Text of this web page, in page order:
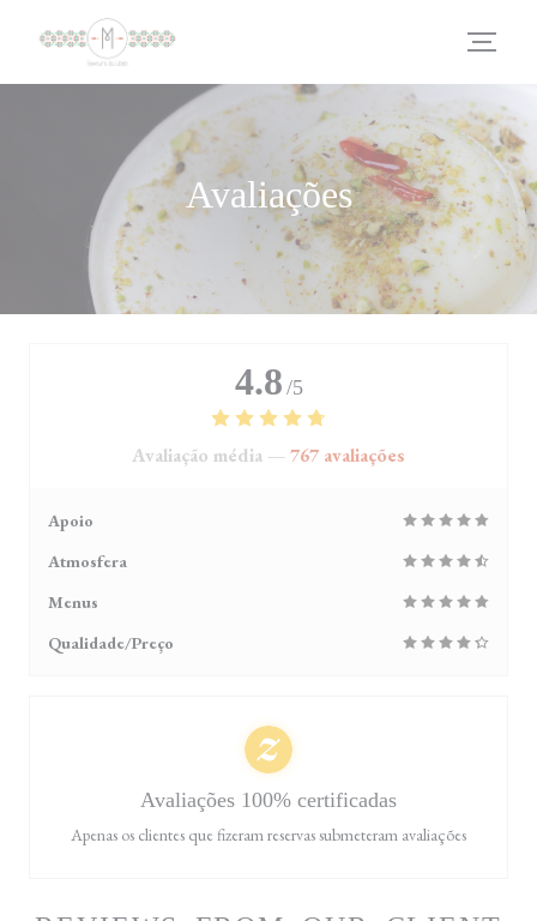
Painel de Gerenciamento de Cookies
Avaliações
4.8 /5
Avaliação média —767 avaliações
Apoio
Atmosfera
Menus
Qualidade/Preço
Avaliações 100% certificadas
Apenas os clientes que fizeram reservas submeteram avaliações